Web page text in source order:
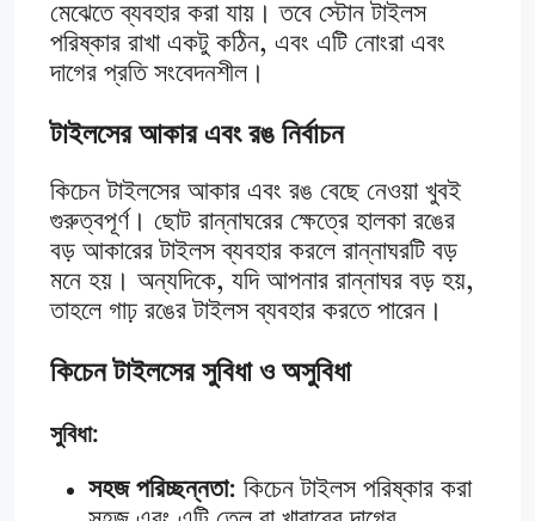
মেঝেতে ব্যবহার করা যায়। তবে স্টোন টাইলস
পরিষ্কার রাখা একটু কঠিন, এবং এটি নোংরা এবং
দাগের প্রতি সংবেদনশীল।
টাইলসের আকার এবং রঙ নির্বাচন
কিচেন টাইলসের আকার এবং রঙ বেছে নেওয়া খুবই
গুরুত্বপূর্ণ। ছোট রান্নাঘরের ক্ষেত্রে হালকা রঙের
বড় আকারের টাইলস ব্যবহার করলে রান্নাঘরটি বড়
মনে হয়। অন্যদিকে, যদি আপনার রান্নাঘর বড় হয়,
তাহলে গাঢ় রঙের টাইলস ব্যবহার করতে পারেন।
কিচেন টাইলসের সুবিধা ও অসুবিধা
সুবিধা:
সহজ পরিচ্ছন্নতা: কিচেন টাইলস পরিষ্কার করা